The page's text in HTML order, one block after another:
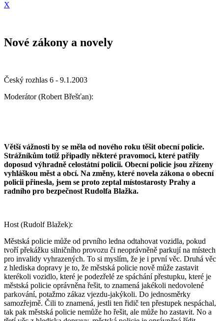
X
Nové zákony a novely
Český rozhlas 6 - 9.1.2003
Moderátor (Robert Břešťan):
Větší vážnosti by se měla od nového roku těšit obecní policie.
Strážníkům totiž připadly některé pravomoci, které patřily
doposud výhradně celostátní policii. Obecní policie jsou zřízeny
vyhláškou měst a obcí. Na změny, které novela zákona o obecní
policii přinesla, jsem se proto zeptal místostarosty Prahy a
radního pro bezpečnost Rudolfa Blažka.
Host (Rudolf Blažek):
Městská policie může od prvního ledna odtahovat vozidla, pokud
tvoří překážku silničního provozu či neoprávněně parkují na místech
pro invalidy vyhrazených. To si myslím, že je i první věc. Druhá věc
z hlediska dopravy je to, že městská policie nově může zastavit
kterékoli vozidlo, které je podezřelé ze spáchání přestupku, které je
městská policie oprávněna řešit, to znamená jakékoli nedovolené
parkování, potažmo zákaz vjezdu-jakýkoli. Do jednosměrky
samozřejmě. Čili to znamená, jestli ten řidič ten přestupek nespáchal,
tak pak městská policie nemůže ho řešit, ale může ho zastavit. No a